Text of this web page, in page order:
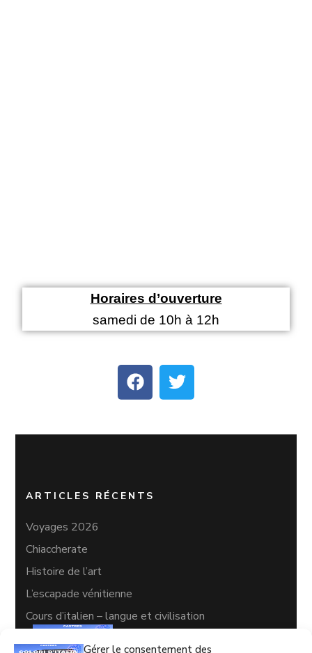
Gérer le consentement des
Horaires d’ouverture
samedi de 10h à 12h
ARTICLES RÉCENTS
Voyages 2026
Chiaccherate
Histoire de l’art
L’escapade vénitienne
Cours d’italien – langue et civilisation